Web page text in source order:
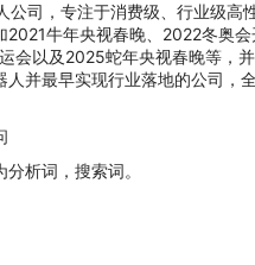
公司，专注于消费级、行业级高
牛年央视春晚、2022冬奥会
会以及2025蛇年央视春晚等，
并最早实现行业落地的公司，
析词，搜索词。